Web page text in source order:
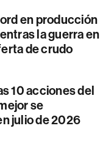
en producción
la guerra en
de crudo
10 acciones del
se
julio de 2026